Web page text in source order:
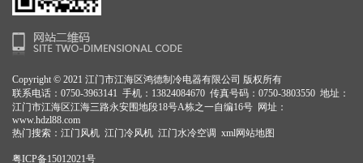
Copyright © 2021 江门市江海区鸿德制冷电器有限公司 版权所有
联系电话：0750-3963141 手机：13824084670 传真号码：0750-3803550 地址：
江门市江海区江海三路永安围地段18号A栋之一自编16号 网址：
www.hdzl88.com
热门搜索： 江门风机 江门冷风机 江门水冷空调 xml网站地图
粤ICP备15012021号